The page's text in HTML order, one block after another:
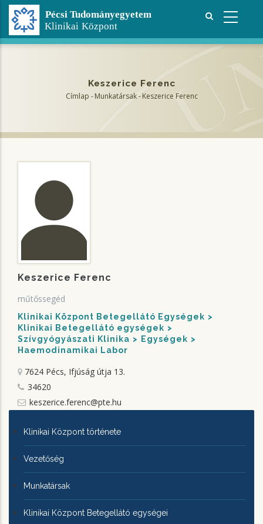
Ugrás
tartalomra
Keszerice Ferenc
Címlap - Munkatársak -Keszerice Ferenc
Keszerice Ferenc
műtőssegéd
Klinikai Központ Betegellátó Egységek
Klinikai Betegellátó egységek
Szívgyógyászati Klinika
Egységek
Haemodinamikai Labor
7624 Pécs, Ifjúság útja 13.
34620
keszerice.ferenc@pte.hu
KLINIKAI
KÖZPONTRÓL
Klinikai Központ története
Vezetőség
Munkatársak
Klinikai Központ Betegellátó egységei